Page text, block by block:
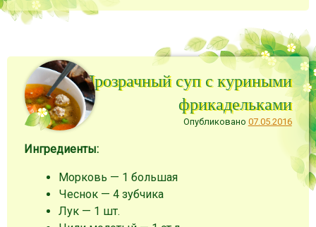
Прозрачный суп с куриными
фрикадельками
Опубликовано 07.05.2016
Ингредиенты:
Морковь — 1 большая
Чеснок — 4 зубчика
Лук — 1 шт.